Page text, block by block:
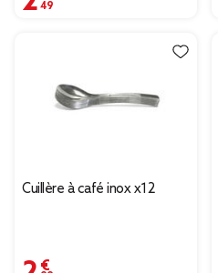
Cuillère à café inox x12
2,99 €